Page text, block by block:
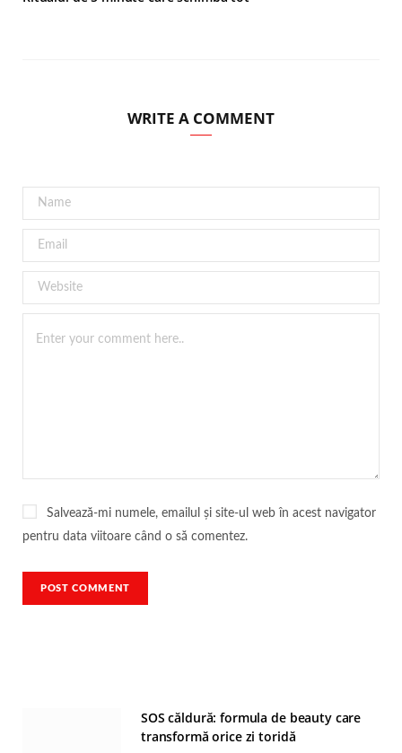
WRITE A COMMENT
Salvează-mi numele, emailul și site-ul web în acest navigator
pentru data viitoare când o să comentez.
SOS căldură: formula de beauty care
transformă orice zi toridă